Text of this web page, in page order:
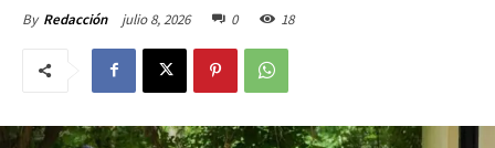
By Redacción julio 8, 2026 0 18